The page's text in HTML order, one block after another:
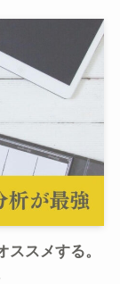
スメする。